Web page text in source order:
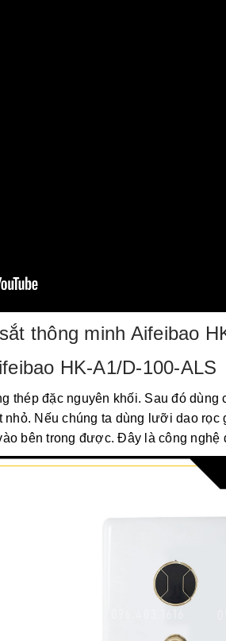
thông minh Aifeibao
HK-A1/D-100-ALS
thép đặc nguyên khối. Sau đó
Nếu chúng ta dùng lưỡi dao
bên trong được. Đây là công nghệ